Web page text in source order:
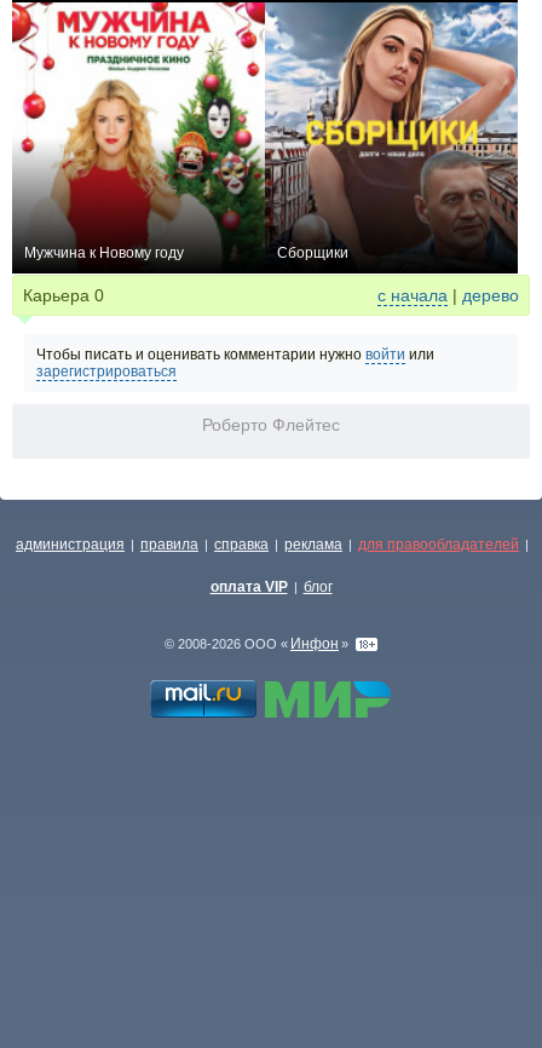
Мужчина к Новому году Сборщики
Карьера 0 с начала | дерево
Чтобы писать и оценивать комментарии нужно войти или
зарегистрироваться
Роберто Флейтес
администрация | правила | справка | реклама | для правообладателей |
оплата VIP | блог
© 2008-2026 ООО « Инфон »